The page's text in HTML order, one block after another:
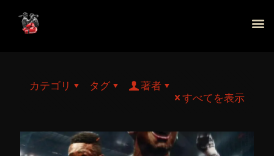
カテゴリ タグ
著者
すべてを表示